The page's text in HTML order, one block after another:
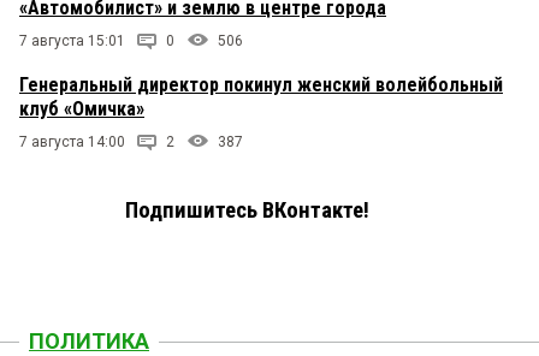
«Автомобилист» и землю в центре города
7 августа 15:01 0 506
Генеральный директор покинул женский волейбольный
клуб «Омичка»
7 августа 14:00 2 387
Подпишитесь ВКонтакте!
ПОЛИТИКА